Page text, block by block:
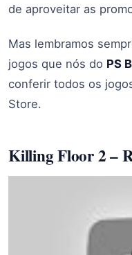
de aproveitar as
Mas lembramos
jogos que nós do PS
conferir todos os
Store.
Killing Floor 2 –